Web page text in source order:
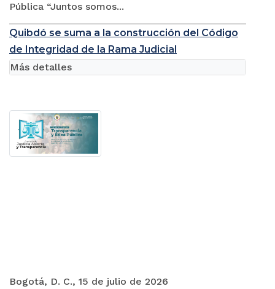
Pública “Juntos somos...
Quibdó se suma a la construcción del Código
de Integridad de la Rama Judicial
Bogotá, D. C., 15 de julio de 2026
Más detalles